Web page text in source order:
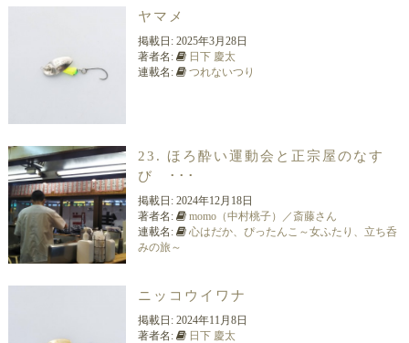
ヤマメ
掲載日: 2025年3月28日
著者名:
日下 慶太
連載名:
つれないつり
23. ほろ酔い運動会と正宗屋のなす
び ･･･
掲載日: 2024年12月18日
著者名:
momo（中村桃子）／斎藤さん
連載名:
心はだか、ぴったんこ～女ふたり、立ち呑
みの旅～
ニッコウイワナ
掲載日: 2024年11月8日
著者名:
日下 慶太